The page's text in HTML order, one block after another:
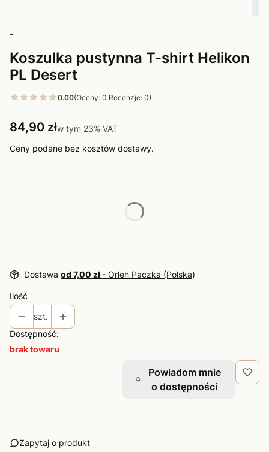
-
Koszulka pustynna T-shirt Helikon
PL Desert
0.00(Oceny: 0 Recenzje: 0)
Cena
84,90 złw tym 23% VAT
w tym 23% VAT
Ceny podane bez kosztów dostawy.
Dostawa od 7,00 zł - Orlen Paczka (Polska)
Ilość
szt.
Dostępność:
brak towaru
Powiadom mnie
o dostępności
Zapytaj o produkt